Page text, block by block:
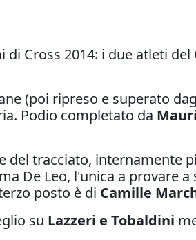
di Cross 2014: i due atleti del
(poi ripreso e superato
Podio completato da
del tracciato, internamente
De Leo, l'unica a provare
posto è di Camille
su Lazzeri e Tobaldini